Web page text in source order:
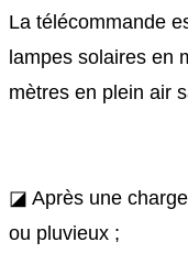
La télécommande
lampes solaires en
mètres en plein air
◪ Après une
ou pluvieux ;